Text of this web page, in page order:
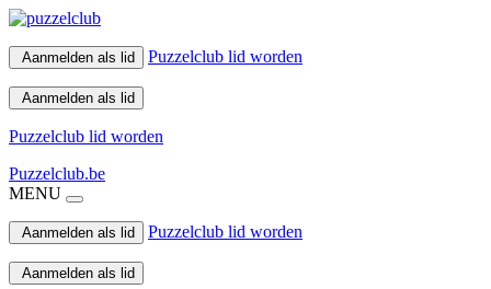
Aanmelden als lid Puzzelclub lid worden
Aanmelden als lid
Puzzelclub lid worden
Puzzelclub.be
MENU
Aanmelden als lid Puzzelclub lid worden
Aanmelden als lid